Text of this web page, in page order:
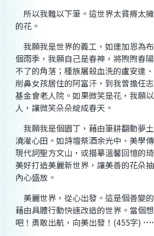
所以我難以下筆。這世界太貧瘠太
的花。
我願我是世界的義工，如連加恩為
個雨季，我願自己是春神，將煦煦春
不了的角落；種族屠殺血洗的盧安達
削鼻女孩居住的阿富汗，到我曾擔任
基金會老人院。如果微笑是花，我願
人，讓微笑朵朵綻成春天。
我願我是個園丁，藉由筆耕翻動夢
澆灌心田。如詩壇祭酒余光中、美學
現代詞聖方文山，或描摹溫馨回憶的
美好打造美麗新世界，讓美善的花朵
內心盛放。
美麗世界，從心出發。這是個善變
藉由具體行動快速改造的世界。當個
吧！勇敢出航，向美出發！ (455字)